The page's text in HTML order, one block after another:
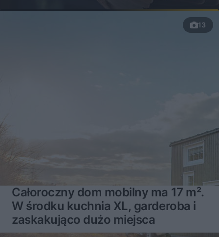
13
Całoroczny dom mobilny ma 17 m².
W środku kuchnia XL, garderoba i
zaskakująco dużo miejsca